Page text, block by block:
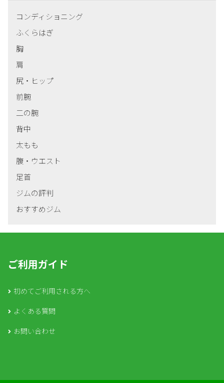
コンディショニング
ふくらはぎ
胸
肩
尻・ヒップ
前腕
二の腕
背中
太もも
腹・ウエスト
足首
ジムの評判
おすすめジム
ご利用ガイド
初めてご利用される方へ
よくある質問
お問い合わせ